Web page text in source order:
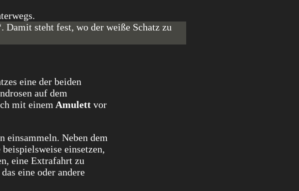
Damit steht fest, wo der weiße Schatz zu
eine der beiden
auf dem
mit einem Amulett vor
einsammeln. Neben dem
einsetzen,
eine Extrafahrt zu
eine oder andere